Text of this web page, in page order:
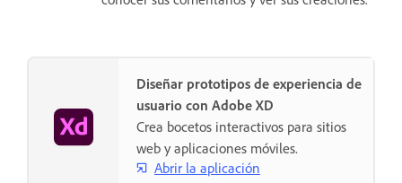
Diseñar prototipos de experiencia de
usuario con Adobe XD
Crea bocetos interactivos para sitios
web y aplicaciones móviles.
Abrir la aplicación